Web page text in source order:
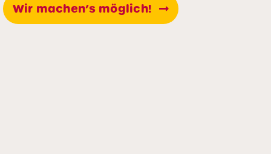
Wir machen’s möglich!